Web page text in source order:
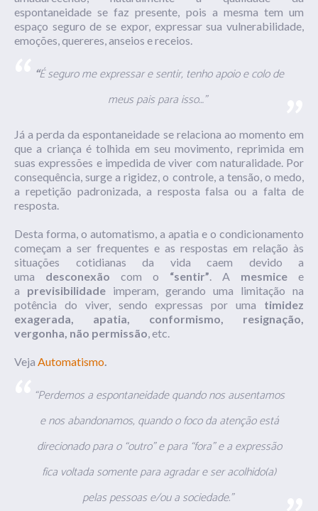
espontaneidade se faz presente, pois a mesma tem um
espaço seguro de se expor, expressar sua vulnerabilidade,
emoções, quereres, anseios e receios.
“É seguro me expressar e sentir, tenho apoio e colo de
meus pais para isso…”
Já a perda da espontaneidade se relaciona ao momento em
que a criança é tolhida em seu movimento, reprimida em
suas expressões e impedida de viver com naturalidade. Por
consequência, surge a rigidez, o controle, a tensão, o medo,
a repetição padronizada, a resposta falsa ou a falta de
resposta.
Desta forma, o automatismo, a apatia e o condicionamento
começam a ser frequentes e as respostas em relação às
situações cotidianas da vida caem devido a
uma desconexão com o “sentir”. A mesmice e
a previsibilidade imperam, gerando uma limitação na
potência do viver, sendo expressas por uma timidez
exagerada, apatia, conformismo, resignação,
vergonha, não permissão, etc.
Veja Automatismo.
“Perdemos a espontaneidade quando nos ausentamos
e nos abandonamos, quando o foco da atenção está
direcionado para o “outro” e para “fora” e a expressão
fica voltada somente para agradar e ser acolhido(a)
pelas pessoas e/ou a sociedade.”